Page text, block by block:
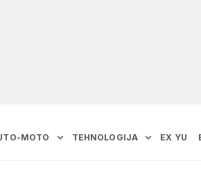
MOTO TEHNOLOGIJA EX YU